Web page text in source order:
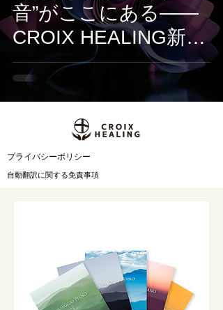
音”がここにある——
CROIX HEALING新作
『Alpha Mode』は、
集中のための電子音風
​プライバシーポリシー
自動翻訳に関する免責事項